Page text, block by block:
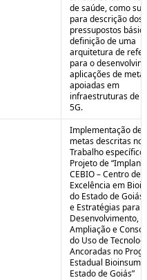
de saúde, como
para descrição dos
pressupostos
definição de uma
arquitetura de
para o
aplicações de
apoiadas em
infraestruturas de
5G.
Implementação de
metas descritas no
Trabalho específico
Projeto de
CEBIO – Centro de
Excelência em
do Estado de Goiás
e Estratégias para o
Desenvolvimento,
Ampliação e
do Uso de
Ancoradas no
Estadual
Estado de Goiás”